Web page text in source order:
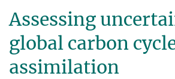
Assessing
global carbon
assimilation